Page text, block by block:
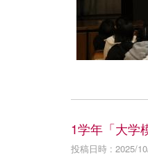
1学年「大学
投稿日時 : 2025/